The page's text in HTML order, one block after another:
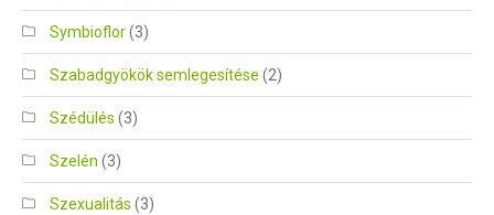
Symbioflor(3)
Szabadgyökök semlegesítése (2)
Szédülés (3)
Szelén (3)
Szexualitás (3)